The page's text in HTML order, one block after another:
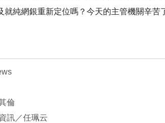
純網銀重新定位嗎？今天的主管機關辛苦
倫
訊／任珮云